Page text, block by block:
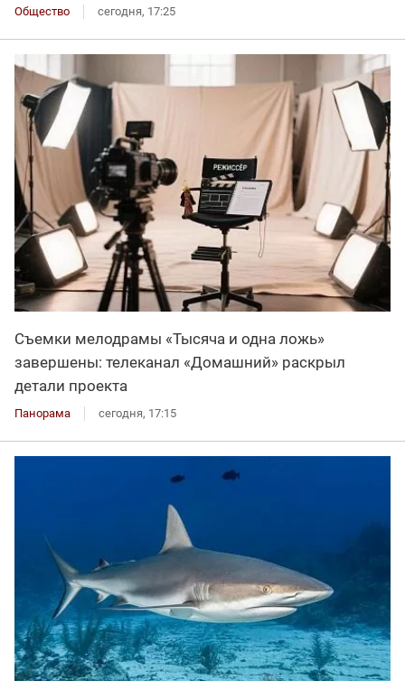
Общество сегодня, 17:25
Съемки мелодрамы «Тысяча и одна ложь»
завершены: телеканал «Домашний» раскрыл
детали проекта
Панорама сегодня, 17:15